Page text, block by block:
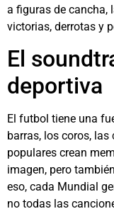
a figuras de cancha,
victorias, derrotas y
El
deportiva
El futbol tiene una
barras, los coros,
populares crean
imagen, pero
eso, cada Mundial
no todas las